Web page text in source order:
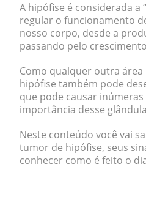
A hipófise é considerada a
regular o funcionamento
nosso corpo, desde a
passando pelo
Como qualquer outra
hipófise também pode
que pode causar
importância desse
Neste conteúdo você vai
tumor de hipófise, seus
conhecer como é feito o